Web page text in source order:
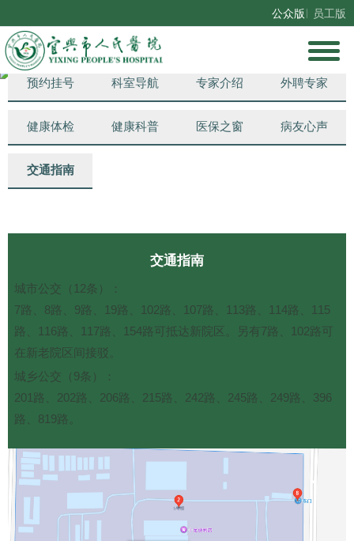
公众版 员工版
预约挂号 科室导航 专家介绍 外聘专家
健康体检 健康科普 医保之窗 病友心声
交通指南
交通指南
城市公交（12条）：
7路、8路、9路、19路、102路、107路、113路、114路、115
路、116路、117路、154路可抵达新院区。另有7路、102路可
在新老院区间接驳。
城乡公交（9条）：
201路、202路、206路、215路、242路、245路、249路、396
路、819路。